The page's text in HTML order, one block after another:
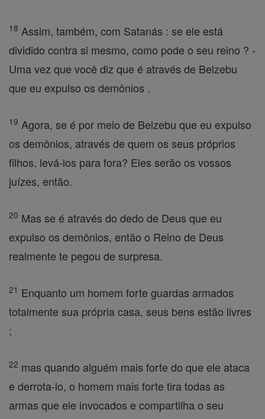
18 Assim, também, com Satanás : se ele está
dividido contra si mesmo, como pode o seu reino ? -
Uma vez que você diz que é através de Belzebu
que eu expulso os demônios .
19 Agora, se é por meio de Belzebu que eu expulso
os demônios, através de quem os seus próprios
filhos, levá-los para fora? Eles serão os vossos
juízes, então.
20 Mas se é através do dedo de Deus que eu
expulso os demônios, então o Reino de Deus
realmente te pegou de surpresa.
21 Enquanto um homem forte guardas armados
totalmente sua própria casa, seus bens estão livres
;
22 mas quando alguém mais forte do que ele ataca
e derrota-lo, o homem mais forte tira todas as
armas que ele invocados e compartilha o seu